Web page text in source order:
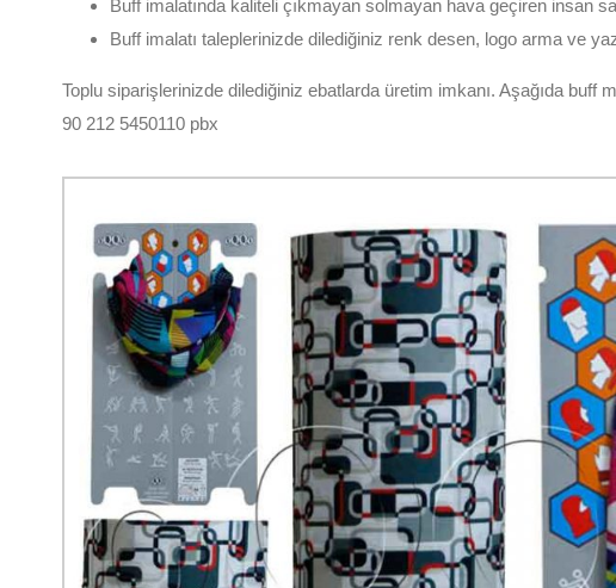
Buff imalatında kaliteli çıkmayan solmayan hava geçiren insan
Buff imalatı taleplerinizde dilediğiniz renk desen, logo arma ve
Toplu siparişlerinizde dilediğiniz ebatlarda üretim imkanı. Aşağıda
90 212 5450110 pbx